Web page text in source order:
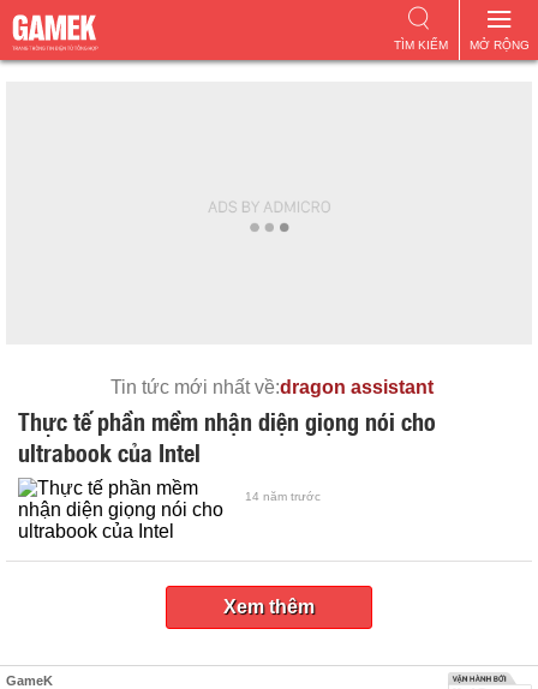
MỞ RỘNG
TÌM KIẾM
Tin tức mới nhất về:dragon assistant
Thực tế phần mềm nhận diện giọng nói cho
ultrabook của Intel
14 năm trước
Xem thêm
GameK